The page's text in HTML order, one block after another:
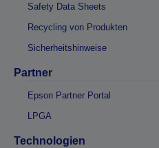
Safety Data Sheets
Recycling von Produkten
Sicherheitshinweise
Partner
Epson Partner Portal
LPGA
Technologien